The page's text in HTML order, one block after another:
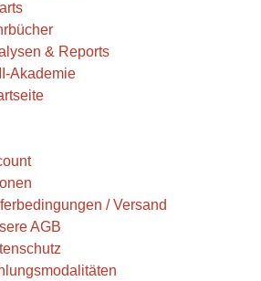
& Reports
Akademie
/ Versand
AGB